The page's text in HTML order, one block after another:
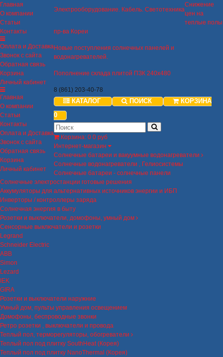
Главная
О компании
Статьи
Контакты
Оплата и Доставка
Звонок с сайта
Обратная связь
Корзина
Личный кабинет
Главная
О компании
Статьи
Контакты
Оплата и Доставка
Звонок с сайта
Обратная связь
Корзина
Личный кабинет
Электрооборудование. Кабель. Светотехника
Снижение
цен на
теплые полы
пр-ва Кореи
Новые поступления солнечных панелей и
водонагревателей.
Пополнение склада плитой ПЗК 240х480
8 (861) 203-40-78
КАТАЛОГ ПОИСК
КОРЗИНА
0
Корзина: 0 0 руб
Интернет-магазин
Солнечные батареи и вакуумные водонагреватели
Солнечные водонагреватели , Гелиосистемы
Солнечные батареи - солнечные панели
Солнечные электростанции готовые решения
Аккумуляторы для альтернативных источников энергии и ИБП
Инверторы / контроллеры заряда
Солнечная энергия в быту
Розетки и выключатели, домофоны, умный дом
Сенсорные выключатели и розетки
Legrand
Schneider Electric
ABB
Simon
Lezard
IEK
GIRA
Розетки и выключатели наружние
Умный дом, пульты управления освещением
Домофоны, беспроводные звонки
Ретро розетки , выключатели и провода
Теплый пол, терморегуляторы, обогреватели
Теплый пол под плитку SouthHeat (Корея)
Теплый пол под плитку NanoThermal (Корея)